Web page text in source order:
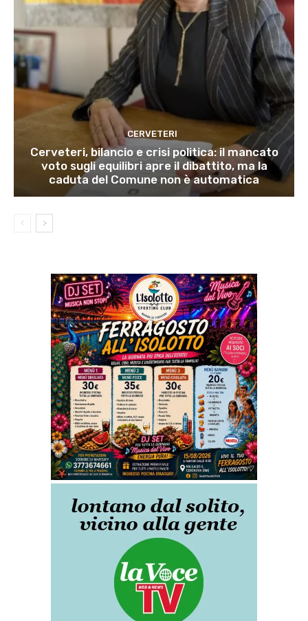
CERVETERI
Cerveteri, bilancio e crisi politica: il mancato
voto sugli equilibri apre il dibattito, ma la
caduta del Comune non è automatica